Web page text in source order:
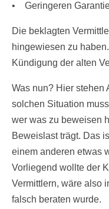
• Geringeren
Die beklagten
hingewiesen zu
Kündigung der alten
Was nun? Hier stehen
solchen Situation
wer was zu beweisen
Beweislast trägt. Das
einem anderen etwas
Vorliegend wollte der
Vermittlern, wäre also
falsch beraten wurde.